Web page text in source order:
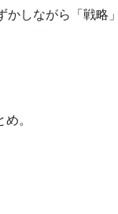
かしながら「戦略
。